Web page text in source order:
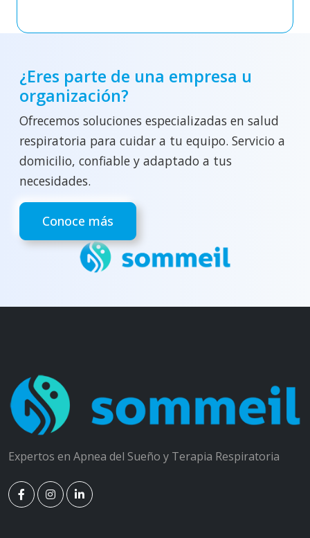
¿Eres parte de una empresa u
organización?
Ofrecemos soluciones especializadas en salud
respiratoria para cuidar a tu equipo. Servicio a
domicilio, confiable y adaptado a tus
necesidades.
Conoce más
Expertos en Apnea del Sueño y Terapia Respiratoria